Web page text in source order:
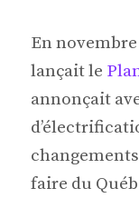
En
lançait le
annonçait
faire du